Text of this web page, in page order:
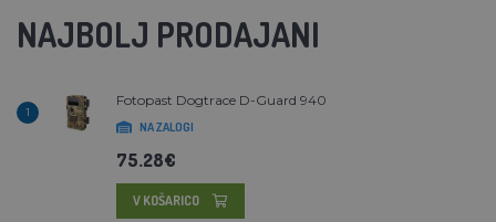
NAJBOLJ PRODAJANI
1
Fotopast Dogtrace D-Guard 940
NA ZALOGI
75.28€
V KOŠARICO